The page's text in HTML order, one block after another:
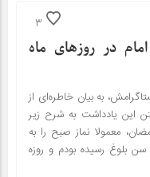
3
در روزهای ماه
به بیان خاطره‌ای از
این یادداشت به شرح زیر
معمولا نماز صبح را به
بلوغ رسیده بودم و روزه